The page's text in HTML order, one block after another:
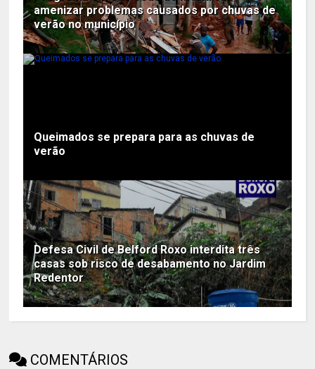
amenizar problemas causados por chuvas de
verão no município
Queimados se prepara para as chuvas de
verão
Defesa Civil de Belford Roxo interdita três
casas sob risco de desabamento no Jardim
Redentor
COMENTÁRIOS